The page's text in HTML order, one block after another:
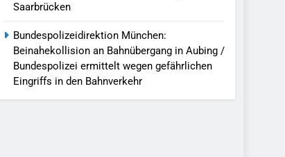
Saarbrücken
Bundespolizeidirektion München:
Beinahekollision an Bahnübergang in Aubing /
Bundespolizei ermittelt wegen gefährlichen
Eingriffs in den Bahnverkehr